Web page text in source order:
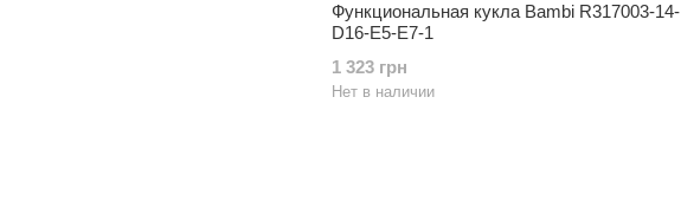
Функциональная кукла Bambi R317003-14-
D16-E5-E7-1
1 323 грн
Нет в наличии